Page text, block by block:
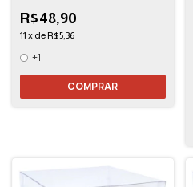
R$48,90
11 x de R$5,36
+1
COMPRAR